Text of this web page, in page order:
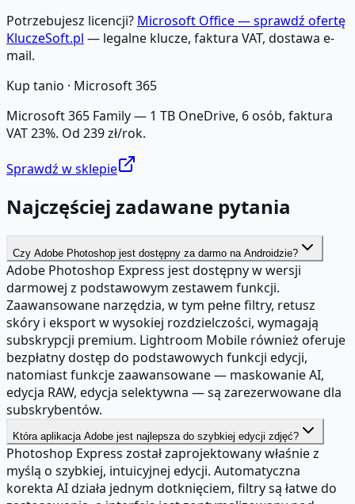
Potrzebujesz licencji? Microsoft Office — sprawdź ofertę
KluczeSoft.pl — legalne klucze, faktura VAT, dostawa e-
mail.
Kup tanio · Microsoft 365
Microsoft 365 Family — 1 TB OneDrive, 6 osób, faktura
VAT 23%. Od 239 zł/rok.
Sprawdź w sklepie
Najczęściej zadawane pytania
Czy Adobe Photoshop jest dostępny za darmo na Androidzie?
Adobe Photoshop Express jest dostępny w wersji
darmowej z podstawowym zestawem funkcji.
Zaawansowane narzędzia, w tym pełne filtry, retusz
skóry i eksport w wysokiej rozdzielczości, wymagają
subskrypcji premium. Lightroom Mobile również oferuje
bezpłatny dostęp do podstawowych funkcji edycji,
natomiast funkcje zaawansowane — maskowanie AI,
edycja RAW, edycja selektywna — są zarezerwowane dla
subskrybentów.
Która aplikacja Adobe jest najlepsza do szybkiej edycji zdjęć?
Photoshop Express został zaprojektowany właśnie z
myślą o szybkiej, intuicyjnej edycji. Automatyczna
korekta AI działa jednym dotknięciem, filtry są łatwe do